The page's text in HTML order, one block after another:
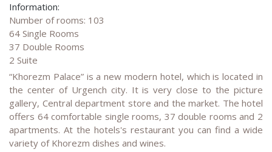
Information:
Number of rooms: 103
64 Single Rooms
37 Double Rooms
2 Suite
“Khorezm Palace” is a new modern hotel, which is located in
the center of Urgench city. It is very close to the picture
gallery, Central department store and the market. The hotel
offers 64 comfortable single rooms, 37 double rooms and 2
apartments. At the hotels's restaurant you can find a wide
variety of Khorezm dishes and wines.